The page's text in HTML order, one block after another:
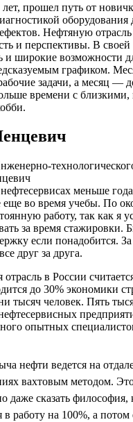
прошел путь от
оборудования
Нефтяную
и перспективы. В
и широкие возможности
графиком.
задачи, а месяц —
времени с близкими,
меньше
еще во время учебы. По
работу, так как я
за время стажировки.
если понадобится.
друг за друга.
в России
до 30% экономики
тысяч человек. Пять
опытных
нефти ведется на
вахтовым методом.
даже сказать философия,
в работу на 100%, а потом